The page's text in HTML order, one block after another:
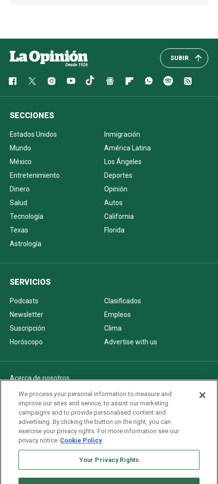
SUBIR
SECCIONES
Estados Unidos
Inmigración
Mundo
América Latina
México
Los Ángeles
Entretenimiento
Deportes
Dinero
Opinión
Salud
Autos
Tecnología
California
Texas
Florida
Astrología
SERVICIOS
Podcasts
Clasificados
Newsletter
Empleos
Suscripción
Clima
Horóscopo
Advertise with us
Acerca de nosotros
Politica de privacidad
Pautas Editoriales
AdChoices
Advertise with us
Newsletters
We process your personal information to measure and
improve our sites and service, to assist our marketing
campaigns and to provide personalised content and
advertising. By clicking the button on the right, you can
exercise your privacy rights. For more information see our
privacy notice Cookie Policy
Your Privacy Rights